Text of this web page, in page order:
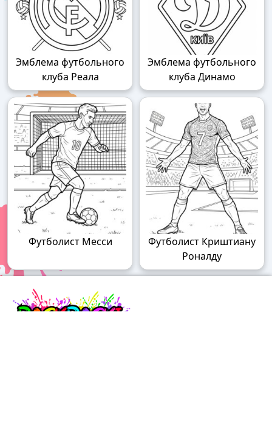
Эмблема футбольного
клуба Реала
Эмблема футбольного
клуба Динамо
Футболист Месси
Футболист Криштиану
Роналду